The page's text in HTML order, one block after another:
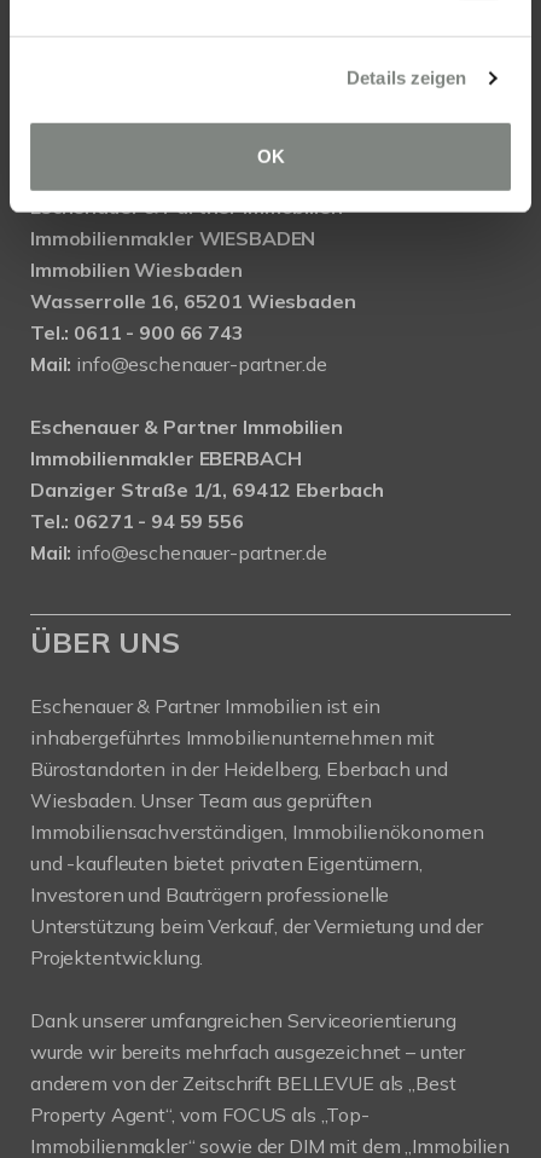
Details zeigen
OK
Akademiestraße 1, 69117 Heidelberg
info@eschenauer-partner.de
Eschenauer & Partner Immobilien
Immobilienmakler WIESBADEN
Immobilien Wiesbaden
Wasserrolle 16, 65201 Wiesbaden
Tel.: 0611 - 900 66 743
Mail: info@eschenauer-partner.de
Eschenauer & Partner Immobilien
Immobilienmakler EBERBACH
Danziger Straße 1/1, 69412 Eberbach
Tel.: 06271 - 94 59 556
Mail: info@eschenauer-partner.de
ÜBER UNS
Eschenauer & Partner Immobilien ist ein
inhabergeführtes Immobilienunternehmen mit
Bürostandorten in der Heidelberg, Eberbach und
Wiesbaden. Unser Team aus geprüften
Immobiliensachverständigen, Immobilienökonomen
und -kaufleuten bietet privaten Eigentümern,
Investoren und Bauträgern professionelle
Unterstützung beim Verkauf, der Vermietung und der
Projektentwicklung.
Dank unserer umfangreichen Serviceorientierung
wurde wir bereits mehrfach ausgezeichnet – unter
anderem von der Zeitschrift BELLEVUE als „Best
Property Agent“, vom FOCUS als „Top-
Immobilienmakler“ sowie der DIM mit dem „Immobilien